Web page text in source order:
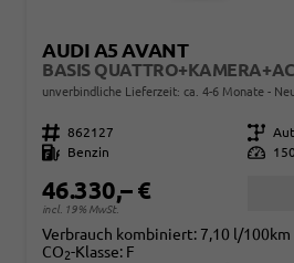
AUDI A5 AVANT
unverbindliche Lieferzeit: ca. 4-6 Monate
Fahrzeugnr. 862127 Getriebe
Kraftstoff
Benzin Leistung
46.330,– €
incl. 19% MwSt.
Verbrauch kombiniert: 7,10 l/100km
CO2-Klasse: F